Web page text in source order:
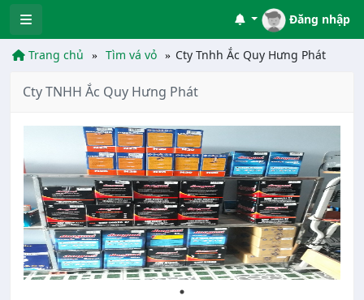
Đăng nhập
Trang chủ Tìm vá vỏ Cty Tnhh Ắc Quy Hưng Phát
Cty TNHH Ắc Quy Hưng Phát